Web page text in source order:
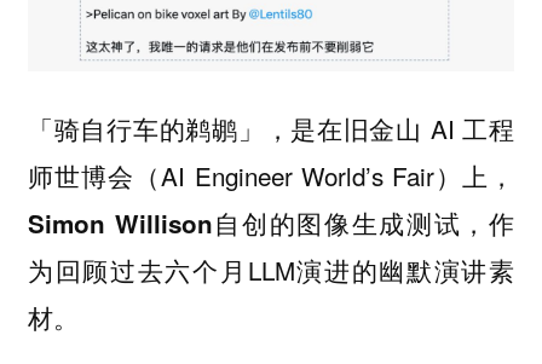
「骑自行车的鹈鹕」，是在旧金山 AI 工程
师世博会（AI Engineer World’s Fair）上，
Simon Willison自创的图像生成测试，作
为回顾过去六个月LLM演进的幽默演讲素
材。